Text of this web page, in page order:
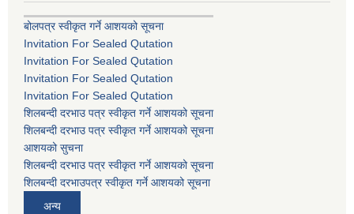
बोलपत्र स्वीकृत गर्ने आशयको सूचना
Invitation For Sealed Qutation
Invitation For Sealed Qutation
Invitation For Sealed Qutation
Invitation For Sealed Qutation
शिलबन्दी दरभाउ पत्र स्वीकृत गर्ने आशयको सूचना
शिलबन्दी दरभाउ पत्र स्वीकृत गर्ने आशयको सूचना
आशयको सुचना
शिलबन्दी दरभाउ पत्र स्वीकृत गर्ने आशयको सूचना
शिलबन्दी दरभाउपत्र स्वीकृत गर्ने आशयको सूचना
अन्य